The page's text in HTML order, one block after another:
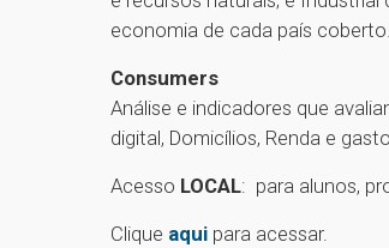
economia de cada país coberto.
Consumers
Análise e indicadores que
digital, Domicílios, Renda e
Acesso LOCAL: para alunos,
Clique aqui para acessar.